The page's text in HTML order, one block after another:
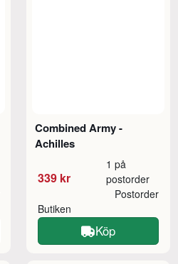
Combined Army -
Achilles
339 kr
1 på
postorder
Butiken
Postorder
Köp